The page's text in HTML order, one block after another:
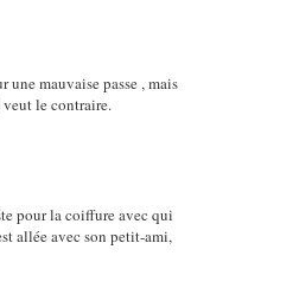
une mauvaise passe , mais
le contraire.
pour la coiffure avec qui
allée avec son petit-ami,